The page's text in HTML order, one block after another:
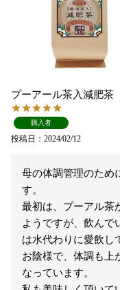
プーアール茶入減肥
購入者
投稿日 2024/02/12
母の体調管理のため
す。
最初は、プーアル茶
ようですが、飲んで
は水代わりに愛飲し
お陰様で、体調も上
なっています。